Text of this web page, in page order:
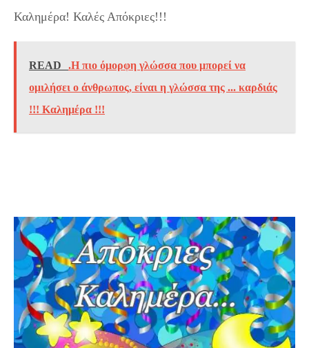
Καλημέρα! Καλές Απόκριες!!!
READ
.Η πιο όμορφη γλώσσα που μπορεί να
ομιλήσει ο άνθρωπος, είναι η γλώσσα της ... καρδιάς
!!! Καλημέρα !!!